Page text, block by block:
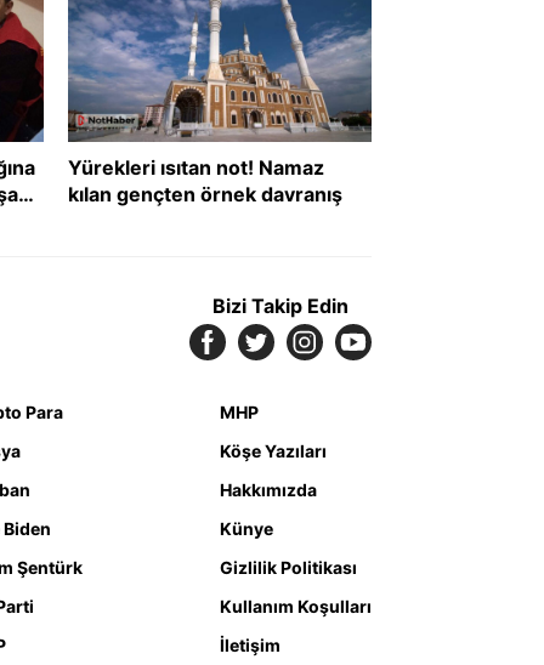
Yürekleri ısıtan not! Namaz
kılan gençten örnek davranış
Bizi Takip Edin
Para
Şentürk
MHP
Köşe Yazıları
Hakkımızda
Künye
Gizlilik Politikası
Kullanım Koşulları
İletişim